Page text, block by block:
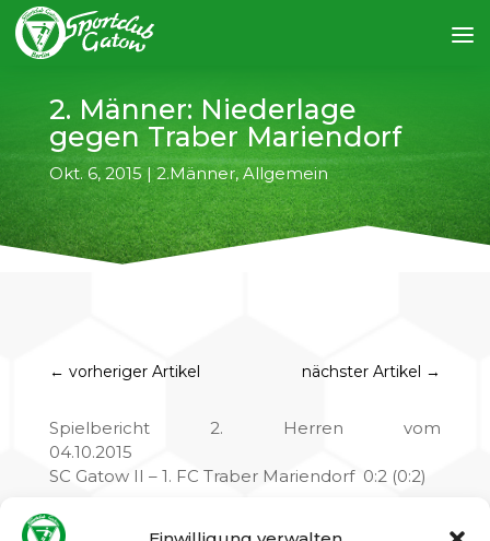
2. Männer: Niederlage
gegen Traber Mariendorf
Okt. 6, 2015|2.Männer,Allgemein
← vorheriger Artikel nächster Artikel →
Spielbericht 2. Herren vom
04.10.2015
SC Gatow II – 1. FC Traber Mariendorf 0:2 (0:2)
Nach einer aus unserer Sicht nicht sehr